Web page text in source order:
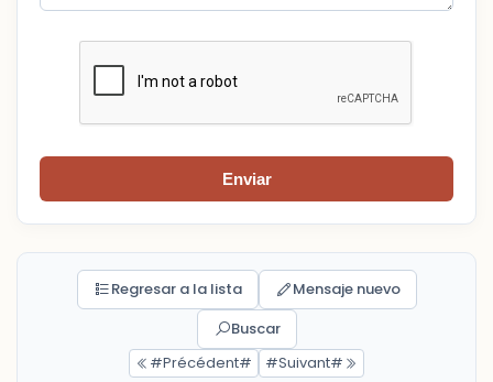
Enviar
Regresar a la lista
Mensaje nuevo
Buscar
#Précédent#
#Suivant#